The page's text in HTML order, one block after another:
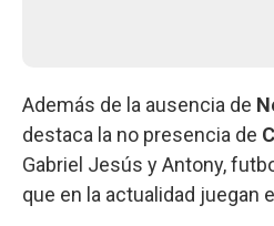
Además de la ausencia de
destaca la no presencia de
Gabriel Jesús y Antony,
que en la actualidad juegan